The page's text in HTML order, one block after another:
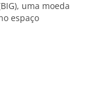
uma moeda
espaço